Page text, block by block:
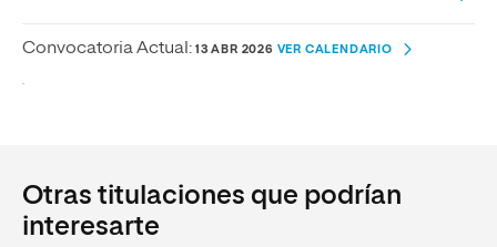
Convocatoria Actual: 13 ABR 2026 VER CALENDARIO
Otras titulaciones que podrían
interesarte